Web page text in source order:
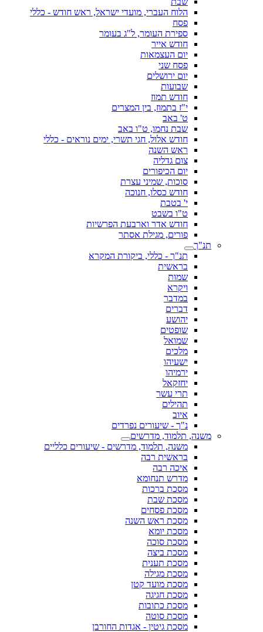
הלוח העברי, מועדי ישראל, ראש חודש - כללי
פסח
ספירת העומר, ל"ג בעומר
חודש אייר
יום העצמאות
פסח שני
יום ירושלים
שבועות
חודש תמוז
י"ז בתמוז, בין המצרים
ט' באב
שבת נחמו, ט"ו באב
חודש אלול, חגי תשרי, ימים נוראים - כללי
ראש השנה
צום גדליה
יום הכיפורים
סוכות, שמיני עצרת
חודש כסלו, חנוכה
י' בטבת
ט"ו בשבט
חודש אדר וארבעת הפרשיות
פורים, מגילת אסתר
תנ"ך
תנ"ך - כללי, ביקורת המקרא
בראשית
שמות
ויקרא
במדבר
דברים
יהושע
שופטים
שמואל
מלכים
ישעיהו
ירמיהו
יחזקאל
תרי עשר
תהילים
איוב
נ"ך - שיעורים נפרדים
משנה, תלמוד, מדרשים
משנה, תלמוד, מדרשים - שיעורים כלליים
בראשית רבה
איכה רבה
מדרש תנחומא
מסכת ברכות
מסכת שבת
מסכת פסחים
מסכת ראש השנה
מסכת יומא
מסכת סוכה
מסכת ביצה
מסכת תענית
מסכת מגילה
מסכת מועד קטן
מסכת חגיגה
מסכת כתובות
מסכת סוטה
מסכת גיטין - אגדות החורבן